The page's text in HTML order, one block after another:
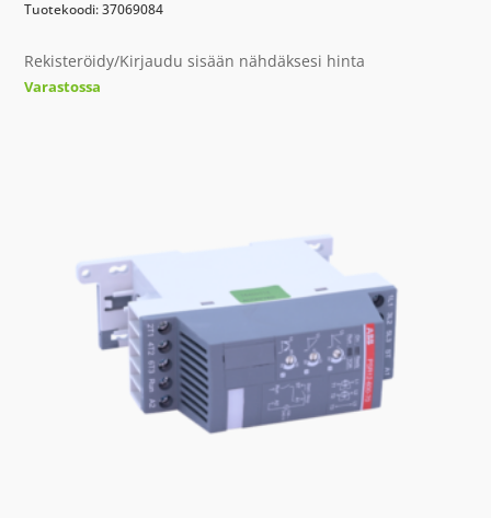
Tuotekoodi: 37069084
Rekisteröidy/Kirjaudu sisään nähdäksesi hinta
Varastossa